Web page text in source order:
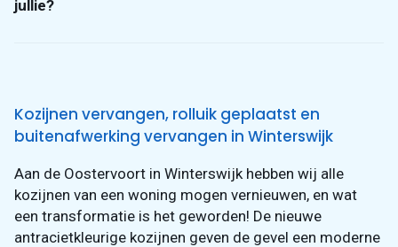
jullie?
onze vakmensen langskomen.
Kozijnen vervangen, rolluik geplaatst en
buitenafwerking vervangen in Winterswijk
Aan de Oostervoort in Winterswijk hebben wij alle
kozijnen van een woning mogen vernieuwen, en wat
een transformatie is het geworden! De nieuwe
antracietkleurige kozijnen geven de gevel een moderne